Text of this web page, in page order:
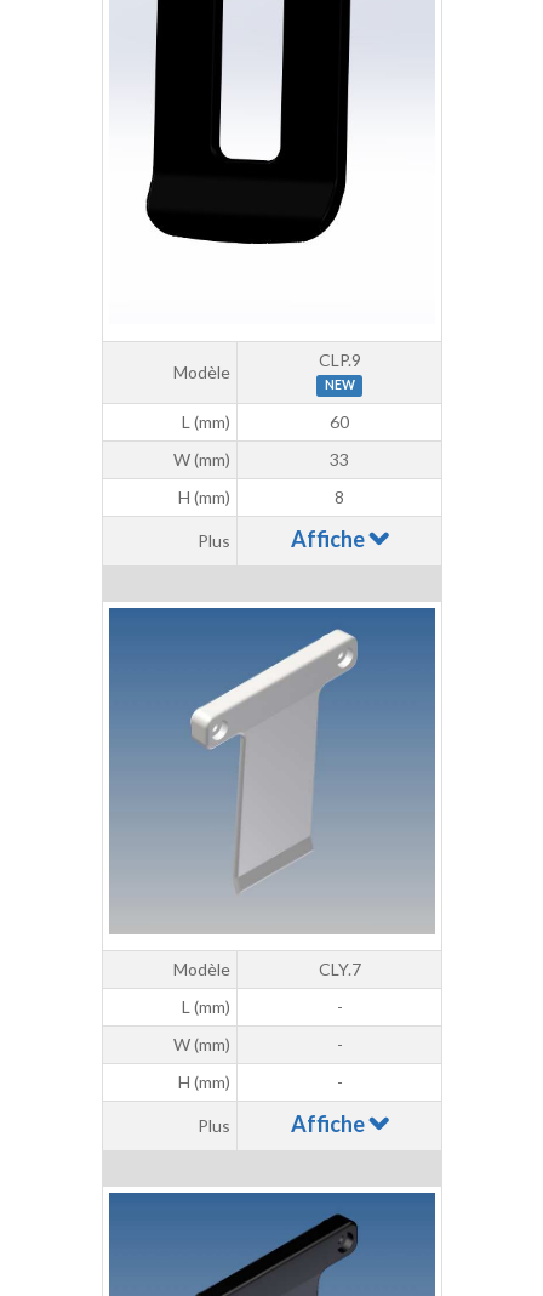
Modèle
CLP.9
NEW
L (mm)
60
W (mm)
33
H (mm)
8
Plus Affiche
Modèle
CLY.7
L (mm)
-
W (mm)
-
H (mm)
-
Plus Affiche